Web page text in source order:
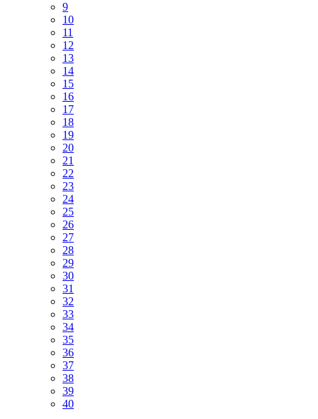
9
10
11
12
13
14
15
16
17
18
19
20
21
22
23
24
25
26
27
28
29
30
31
32
33
34
35
36
37
38
39
40